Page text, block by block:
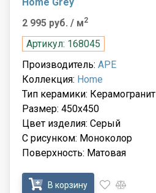
2 995 руб. / м2
Артикул: 168045
Производитель: APE
Коллекция: Home
Тип керамики: Керамогранит
Размер: 450x450
Цвет изделия: Серый
С рисунком: Моноколор
Поверхность: Матовая
В корзину